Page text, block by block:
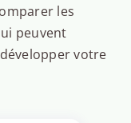
les
peuvent
votre